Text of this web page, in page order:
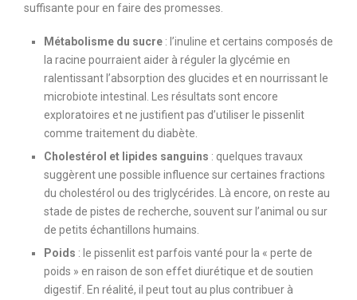
suffisante pour en faire des promesses.
Métabolisme du sucre : l’inuline et certains composés de
la racine pourraient aider à réguler la glycémie en
ralentissant l’absorption des glucides et en nourrissant le
microbiote intestinal. Les résultats sont encore
exploratoires et ne justifient pas d’utiliser le pissenlit
comme traitement du diabète.
Cholestérol et lipides sanguins : quelques travaux
suggèrent une possible influence sur certaines fractions
du cholestérol ou des triglycérides. Là encore, on reste au
stade de pistes de recherche, souvent sur l’animal ou sur
de petits échantillons humains.
Poids : le pissenlit est parfois vanté pour la « perte de
poids » en raison de son effet diurétique et de soutien
digestif. En réalité, il peut tout au plus contribuer à